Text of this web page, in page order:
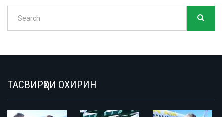
Search
ТАСВИРҲОИ ОХИРИН